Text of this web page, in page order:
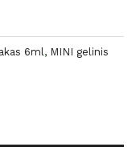
6ml , MINI gelinis